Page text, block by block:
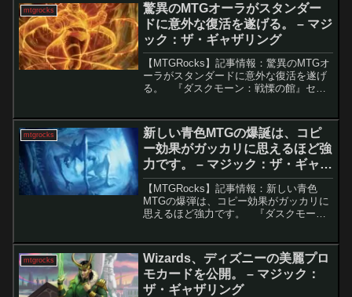
ン...
mtgrocks
驚異のMTGオーラがスタンダー
ドに意外な復活を遂げる。 – マジ
ック：ザ・ギャザリング
【MTGRocks】記事情報：驚異のMTGオ
ーラがスタンダードに意外な復活を遂げ
る。 『ダスクモーン：戦慄の館』セッ
と期待されています。再録カードの中で
特に注目され...
mtgrocks
新しい青色MTGの爆誕は、コピ
ー効果がガッカリに思えるほど強
力です。 – マジック：ザ・ギャザ
リング
【MTGRocks】記事情報：新しい青色
MTGの爆弾は、コピー効果がガッカリに
思えるほど強力です。 『ダスクモー
コピー効果を持つカードとして注目さ...
mtgrocks
Wizards、ディズニーの美麗プロ
モカードを公開。 – マジック：
ザ・ギャザリング